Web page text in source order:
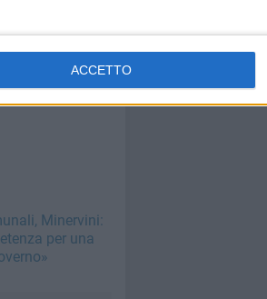
ACCETTO
cantavano la
Nausica
più grande che
non solo,
con lo
Minervini:
per una